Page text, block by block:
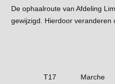
De ophaalroute van Afdeling
gewijzigd. Hierdoor veranderen
T17 Marche